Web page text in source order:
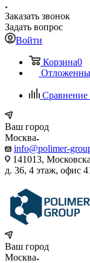
Заказать звонок
Задать вопрос
Войти
Корзина0
Сравнение
Ваш город
Москва
info@polimer-
141013,
д. 36, 4 этаж, офис
Ваш город
Москва